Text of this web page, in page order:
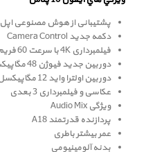
پشتیبانی از هوش مصنوعی اپل
دکمه جدید Camera Control
فیلمبرداری 4K با سرعت 60 فریم بر ثانیه
دوربین جدید فیوژن 48 مگاپیکسل
دوربین اولترا واید 12 مگاپیکسل
عکاسی و فیلمبرداری 3 بعدی
ویژگی Audio Mix
پردازنده قدرتمند A18
عمر بیشتر باطری
بدنه آلومینیومی